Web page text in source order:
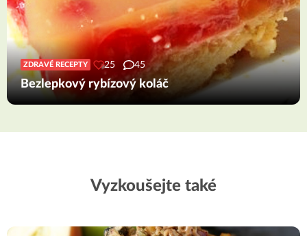
ZDRAVÉ RECEPTY 25 45
Bezlepkový rybízový koláč
Vyzkoušejte také